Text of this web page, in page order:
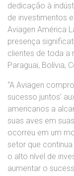
dedicação à
de investimentos
Aviagen América
presença
clientes de toda a
Paraguai, Bolívia,
“A Aviagen
sucesso juntos’
americanos a
suas aves em
ocorreu em um
setor que
o alto nível de
aumentar o